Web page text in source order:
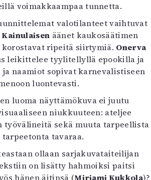
voimakkaampaa tunnetta.
valotilanteet vaihtuvat
äänet kaukosäätimen
ripeitä siirtymiä. Onerva
leikittelee tyylitellyllä epookilla ja
naamiot sopivat karnevalistiseen
luontevasti.
luoma näyttämökuva ei juutu
niukkuuteen: ateljee
työvälineitä sekä muuta tarpeellista
tarpeetonta tavaraa.
ollaan sarjakuvataiteilijan
on lisätty hahmoiksi paitsi
hänen äitinsä (Mirjami Kukkola)?